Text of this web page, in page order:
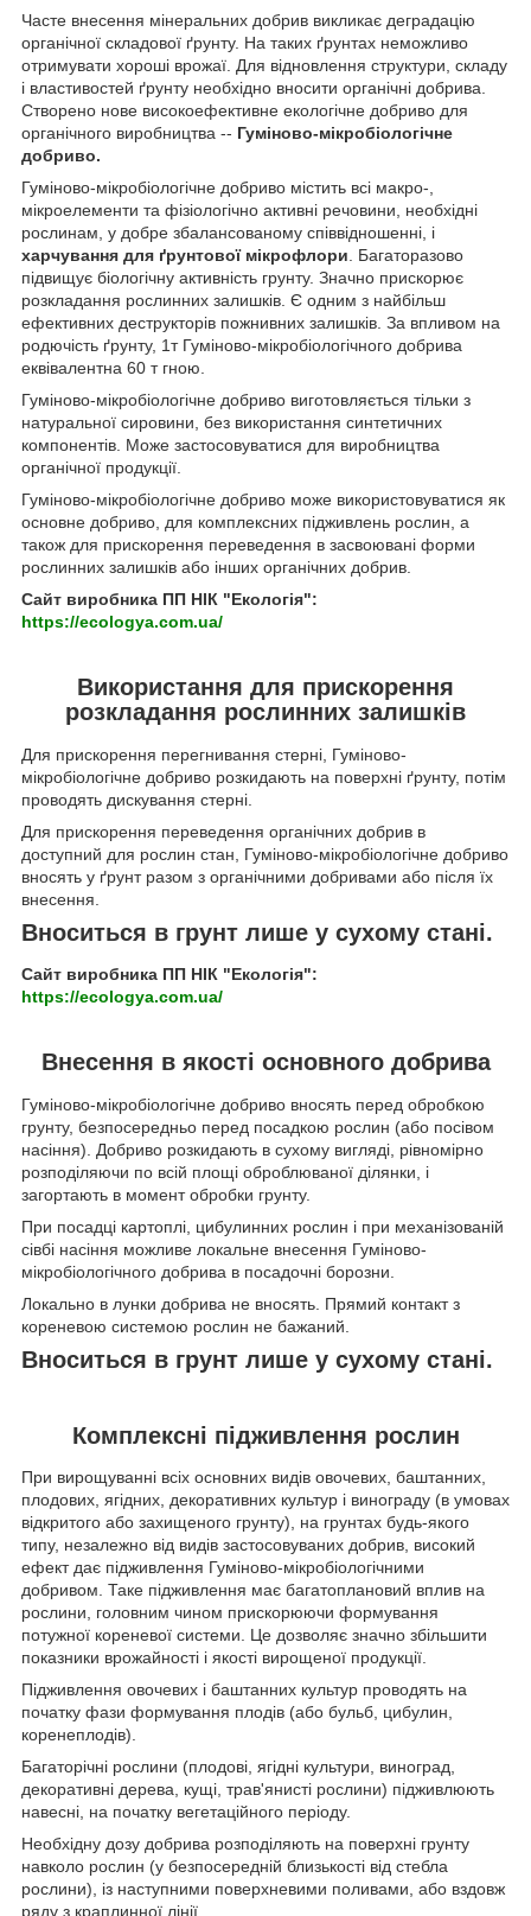
Часте внесення мінеральних добрив викликає деградацію
органічної складової ґрунту. На таких ґрунтах неможливо
отримувати хороші врожаї. Для відновлення структури, складу
і властивостей ґрунту необхідно вносити органічні добрива.
Створено нове високоефективне екологічне добриво для
органічного виробництва -- Гуміново-мікробіологічне
добриво.
Гуміново-мікробіологічне добриво містить всі макро-,
мікроелементи та фізіологічно активні речовини, необхідні
рослинам, у добре збалансованому співвідношенні, і
харчування для ґрунтової мікрофлори . Багаторазово
підвищує біологічну активність грунту. Значно прискорює
розкладання рослинних залишків. Є одним з найбільш
ефективних деструкторів пожнивних залишків. За впливом на
родючість ґрунту, 1т Гуміново-мікробіологічного добрива
еквівалентна 60 т гною.
Гуміново-мікробіологічне добриво виготовляється тільки з
натуральної сировини, без використання синтетичних
компонентів. Може застосовуватися для виробництва
органічної продукції.
Гуміново-мікробіологічне добриво може використовуватися як
основне добриво, для комплексних підживлень рослин, а
також для прискорення переведення в засвоювані форми
рослинних залишків або інших органічних добрив.
Сайт виробника ПП НІК "Екологія":
https://ecologya.com.ua/
Використання для прискорення
розкладання рослинних залишків
Для прискорення перегнивання стерні, Гуміново-
мікробіологічне добриво розкидають на поверхні ґрунту, потім
проводять дискування стерні.
Для прискорення переведення органічних добрив в
доступний для рослин стан, Гуміново-мікробіологічне добриво
вносять у ґрунт разом з органічними добривами або після їх
внесення.
Вноситься в грунт лише у сухому стані.
Сайт виробника ПП НІК "Екологія":
https://ecologya.com.ua/
Внесення в якості основного добрива
Гуміново-мікробіологічне добриво вносять перед обробкою
грунту, безпосередньо перед посадкою рослин (або посівом
насіння). Добриво розкидають в сухому вигляді, рівномірно
розподіляючи по всій площі оброблюваної ділянки, і
загортають в момент обробки грунту.
При посадці картоплі, цибулинних рослин і при механізованій
сівбі насіння можливе локальне внесення Гуміново-
мікробіологічного добрива в посадочні борозни.
Локально в лунки добрива не вносять. Прямий контакт з
кореневою системою рослин не бажаний.
Вноситься в грунт лише у сухому стані.
Комплексні підживлення рослин
При вирощуванні всіх основних видів овочевих, баштанних,
плодових, ягідних, декоративних культур і винограду (в умовах
відкритого або захищеного грунту), на грунтах будь-якого
типу, незалежно від видів застосовуваних добрив, високий
ефект дає підживлення Гуміново-мікробіологічними
добривом. Таке підживлення має багатоплановий вплив на
рослини, головним чином прискорюючи формування
потужної кореневої системи. Це дозволяє значно збільшити
показники врожайності і якості вирощеної продукції.
Підживлення овочевих і баштанних культур проводять на
початку фази формування плодів (або бульб, цибулин,
коренеплодів).
Багаторічні рослини (плодові, ягідні культури, виноград,
декоративні дерева, кущі, трав'янисті рослини) підживлюють
навесні, на початку вегетаційного періоду.
Необхідну дозу добрива розподіляють на поверхні грунту
навколо рослин (у безпосередній близькості від стебла
рослини), із наступними поверхневими поливами, або вздовж
ряду з краплинної лінії.